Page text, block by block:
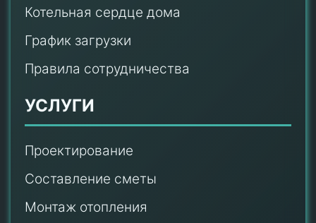
Котельная сердце дома
График загрузки
Правила сотрудничества
УСЛУГИ
Проектирование
Составление сметы
Монтаж отопления